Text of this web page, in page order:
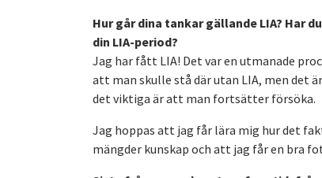
Hur går dina tankar gällande LIA? Har
din LIA-period?
Jag har fått LIA! Det var en utmanade
att man skulle stå där utan LIA, men det
det viktiga är att man fortsätter försöka.
Jag hoppas att jag får lära mig hur det
mängder kunskap och att jag får en bra